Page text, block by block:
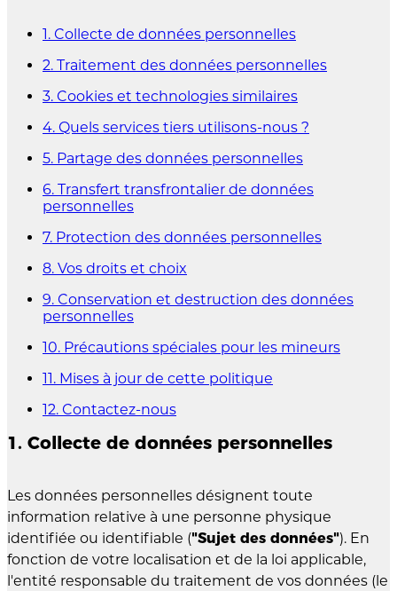
1. Collecte de données personnelles
2. Traitement des données personnelles
3. Cookies et technologies similaires
4. Quels services tiers utilisons-nous ?
5. Partage des données personnelles
6. Transfert transfrontalier de données
personnelles
7. Protection des données personnelles
8. Vos droits et choix
9. Conservation et destruction des données
personnelles
10. Précautions spéciales pour les mineurs
11. Mises à jour de cette politique
12. Contactez-nous
1. Collecte de données personnelles
Les données personnelles désignent toute
information relative à une personne physique
identifiée ou identifiable ("Sujet des données"). En
fonction de votre localisation et de la loi applicable,
l'entité responsable du traitement de vos données (le